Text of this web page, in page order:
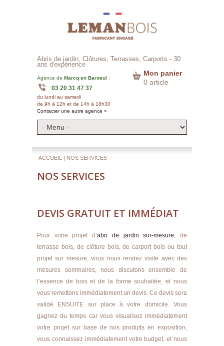
Abris de jardin, Clôtures, Terrasses, Carports - 30
ans d'expérience
Agence de Marcq en Baroeul :
03 20 31 47 37
Contacter une autre agence »
du lundi au samedi
de 9h à 12h et de 14h à 18h30
Mon panier
0 article
ACCUEIL | NOS SERVICES
NOS SERVICES
DEVIS GRATUIT ET IMMÉDIAT
Pour votre projet d’abri de jardin sur-mesure , de
terrasse bois, de clôture bois, de carport bois ou tout
projet sur mesure, vous nous rendez visite avec des
mesures sommaires, nous discutons ensemble de
l’essence de bois et de la forme souhaitée, et nous
vous remettons immédiatement un devis. Ce devis sera
validé ENSUITE sur place à votre domicile. Vous
gagnez du temps car vous visualisez immédiatement
votre projet sur base de nos produits en exposition,
vous connaissez immédiatement votre budget, et nous